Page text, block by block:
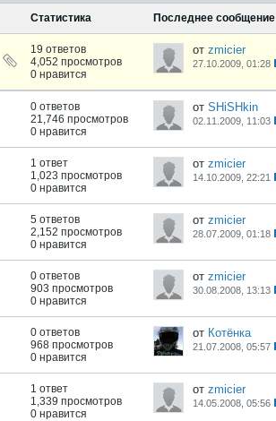
Статистика Последнее сообщение
19 ответов
4,052 просмотров
0 нравится
от zmicier
27.10.2009, 01:28
0 ответов
21,746 просмотров
0 нравится
от SHiSHkin
02.11.2009, 11:03
1 ответ
1,023 просмотров
0 нравится
от zmicier
14.10.2009, 22:21
5 ответов
2,152 просмотров
0 нравится
от zmicier
28.07.2009, 01:18
0 ответов
903 просмотров
0 нравится
от zmicier
30.08.2008, 13:13
0 ответов
968 просмотров
0 нравится
от Котёнка
21.07.2008, 05:57
1 ответ
1,339 просмотров
0 нравится
от zmicier
14.05.2008, 05:56